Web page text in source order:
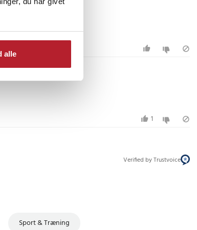
alle
1
Verified by Trustvoice
Sport & Træning